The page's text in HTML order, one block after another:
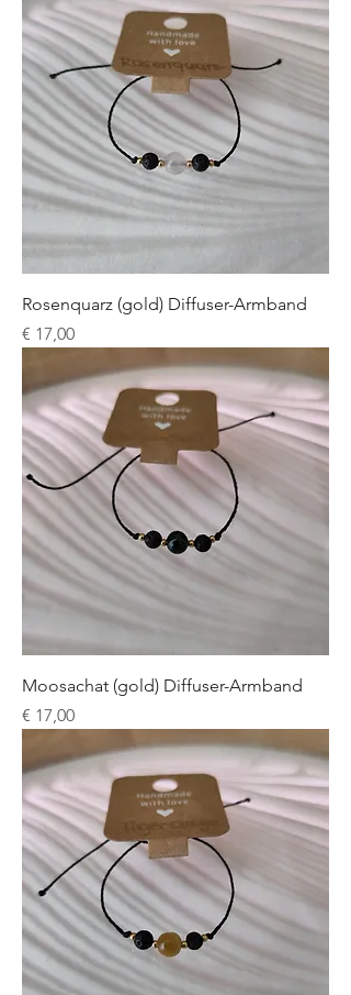
Rosenquarz (gold) Diffuser-Armband
Preis
€ 17,00
Moosachat (gold) Diffuser-Armband
Preis
€ 17,00